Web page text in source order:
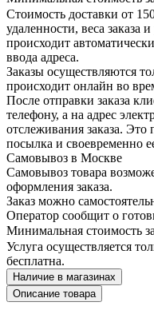
Стоимость доставки от
удаленности, веса заказа
происходит
ввода адреса.
Заказы осуществляются
происходит онлайн во
После отправки заказа
телефону, а на адрес
отслеживания заказа. Это
посылка и своевременно
Самовывоз в Москве
Самовывоз товара
оформления заказа.
Заказ можно
Оператор сообщит о
Минимальная стоимость
Услуга осуществляется
бесплатна.
Наличие в магазинах
Описание товара